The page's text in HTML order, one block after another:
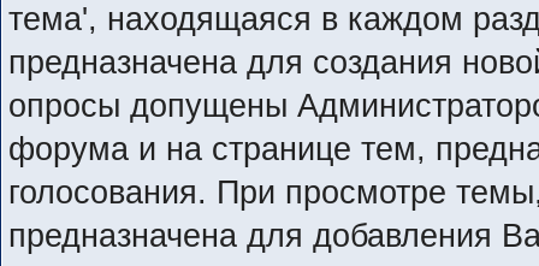
тема', находящаяся в каждом
предназначена для создания
опросы допущены
форума и на странице тем,
голосования. При просмотре
предназначена для добавления